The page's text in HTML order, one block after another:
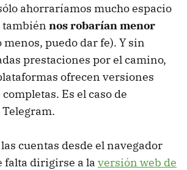
ahorraríamos mucho espacio
también nos robarían menor
menos, puedo dar fe). Y sin
prestaciones por el camino,
ofrecen versiones
Es el caso de
cuentas desde el navegador
falta dirigirse a la versión web de